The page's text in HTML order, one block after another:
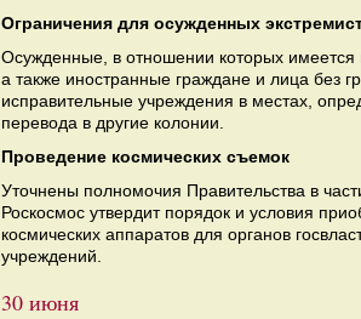
Ограничения для осужденных
Осужденные, в отношении которых
а также иностранные граждане и лица без
исправительные учреждения в местах,
перевода в другие колонии.
Проведение космических съемок
Уточнены полномочия Правительства в
Роскосмос утвердит порядок и условия
космических аппаратов для органов
учреждений.
30 июня